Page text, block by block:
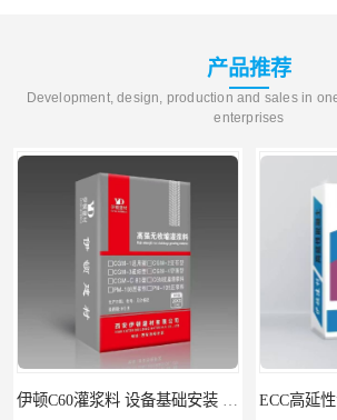
产品推荐
Development, design, production and sales in
enterprises
伊顿C60灌浆料 设备基础安装 梁柱改造加固二次灌浆料